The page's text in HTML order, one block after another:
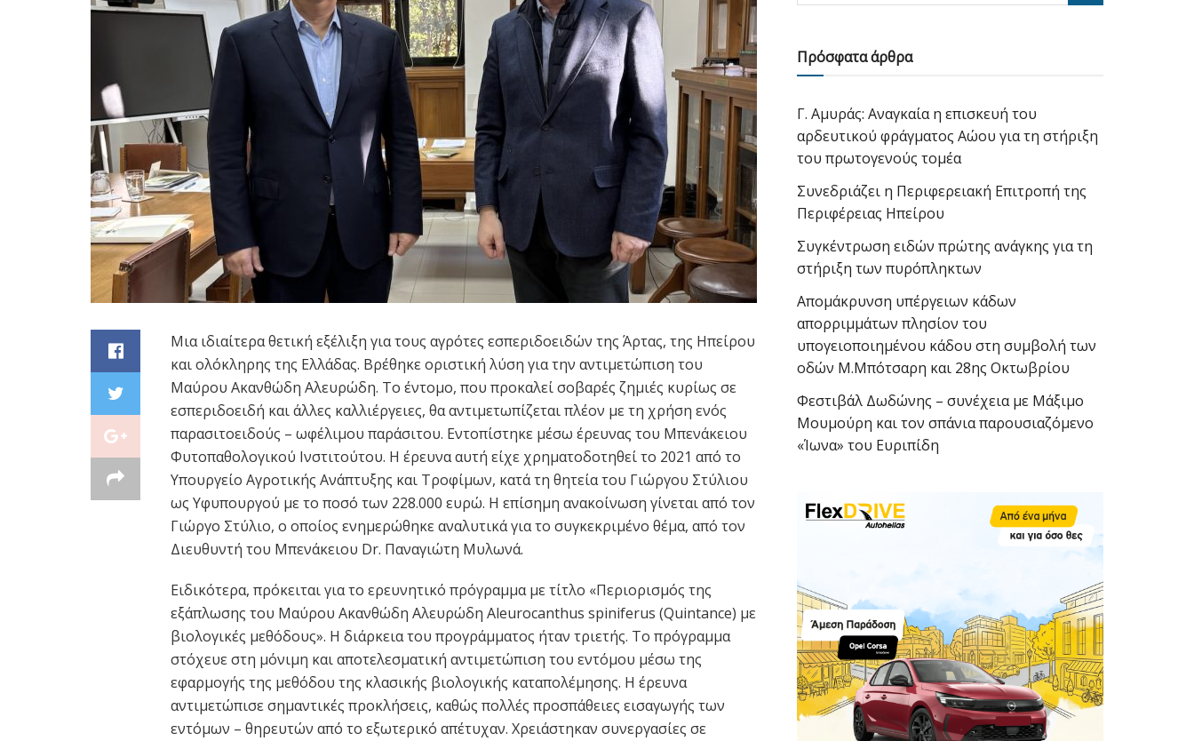
Μια ιδιαίτερα θετική εξέλιξη για τους αγρότες εσπεριδοειδών της Άρτας, της Ηπείρου
και ολόκληρης της Ελλάδας. Βρέθηκε οριστική λύση για την αντιμετώπιση του
Μαύρου Ακανθώδη Αλευρώδη. Το έντομο, που προκαλεί σοβαρές ζημιές κυρίως σε
εσπεριδοειδή και άλλες καλλιέργειες, θα αντιμετωπίζεται πλέον με τη χρήση ενός
παρασιτοειδούς – ωφέλιμου παράσιτου. Εντοπίστηκε μέσω έρευνας του Μπενάκειου
Φυτοπαθολογικού Ινστιτούτου. Η έρευνα αυτή είχε χρηματοδοτηθεί το 2021 από το
Υπουργείο Αγροτικής Ανάπτυξης και Τροφίμων, κατά τη θητεία του Γιώργου Στύλιου
ως Υφυπουργού με το ποσό των 228.000 ευρώ. Η επίσημη ανακοίνωση γίνεται από τον
Γιώργο Στύλιο, ο οποίος ενημερώθηκε αναλυτικά για το συγκεκριμένο θέμα, από τον
Διευθυντή του Μπενάκειου Dr. Παναγιώτη Μυλωνά.
Ειδικότερα, πρόκειται για το ερευνητικό πρόγραμμα με τίτλο «Περιορισμός της
εξάπλωσης του Μαύρου Ακανθώδη Αλευρώδη Aleurocanthus spiniferus (Quintance) με
βιολογικές μεθόδους». Η διάρκεια του προγράμματος ήταν τριετής. Το πρόγραμμα
στόχευε στη μόνιμη και αποτελεσματική αντιμετώπιση του εντόμου μέσω της
εφαρμογής της μεθόδου της κλασικής βιολογικής καταπολέμησης. Η έρευνα
αντιμετώπισε σημαντικές προκλήσεις, καθώς πολλές προσπάθειες εισαγωγής των
εντόμων – θηρευτών από το εξωτερικό απέτυχαν. Χρειάστηκαν συνεργασίες σε
Πρόσφατα άρθρα
Γ. Αμυράς: Αναγκαία η επισκευή του
αρδευτικού φράγματος Αώου για τη στήριξη
του πρωτογενούς τομέα
Συνεδριάζει η Περιφερειακή Επιτροπή της
Περιφέρειας Ηπείρου
Συγκέντρωση ειδών πρώτης ανάγκης για τη
στήριξη των πυρόπληκτων
Απομάκρυνση υπέργειων κάδων
απορριμμάτων πλησίον του
υπογειοποιημένου κάδου στη συμβολή των
οδών Μ.Μπότσαρη και 28ης Οκτωβρίου
Φεστιβάλ Δωδώνης – συνέχεια με Μάξιμο
Μουμούρη και τον σπάνια παρουσιαζόμενο
«Ίωνα» του Ευριπίδη